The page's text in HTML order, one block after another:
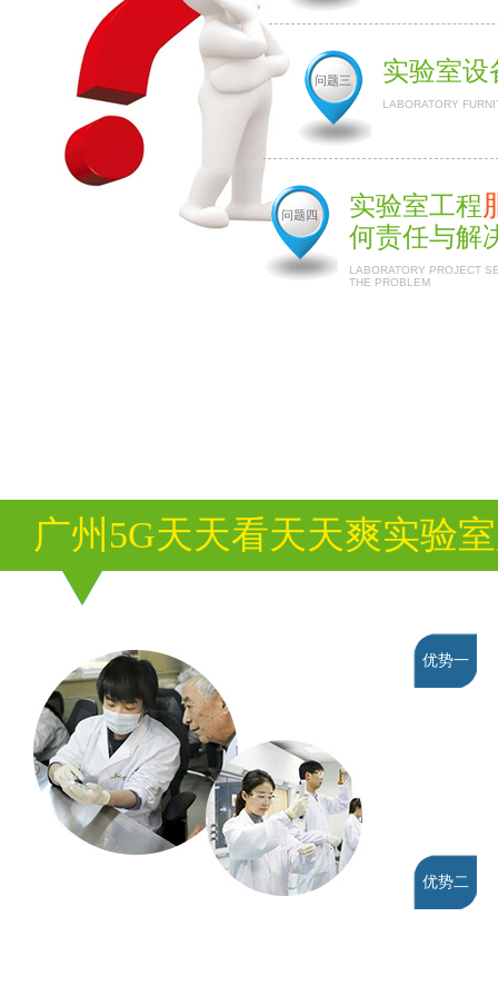
问题三 实验室设
LABORATORY
问题四 实验室工程
何责任与解
LABORATORY PROJECT
THE PROBLEM
广州5G天天看天天爽实验
优势一
优势二